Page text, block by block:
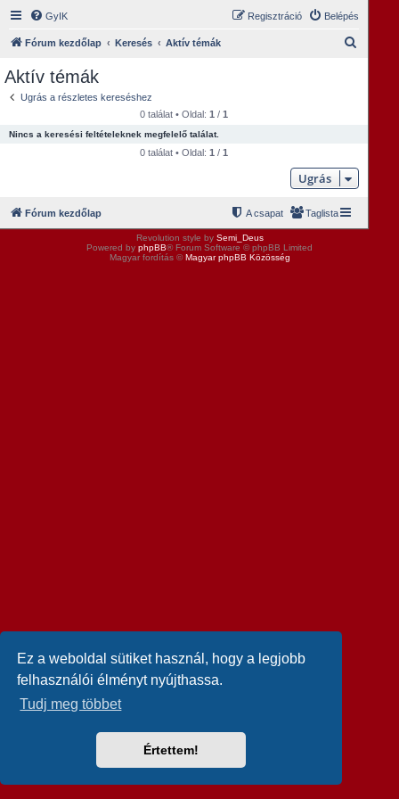
Ez a weboldal sütiket használ, hogy a legjobb
felhasználói élményt nyújthassa.
Tudj meg többet
Értettem!
GyIK Belépés
Regisztráció
Fórum kezdőlap Keresés Aktív témák
s
Aktív témák
Ugrás a részletes kereséshez
0 találat • Oldal:1 /1
Nincs a keresési feltételeknek megfelelő találat.
0 találat • Oldal:1 /1
Ugrás
Fórum kezdőlap Taglista
A csapat
Revolution style by Semi_Deus
Powered by phpBB® Forum Software © phpBB Limited
Magyar fordítás ©Magyar phpBB Közösség